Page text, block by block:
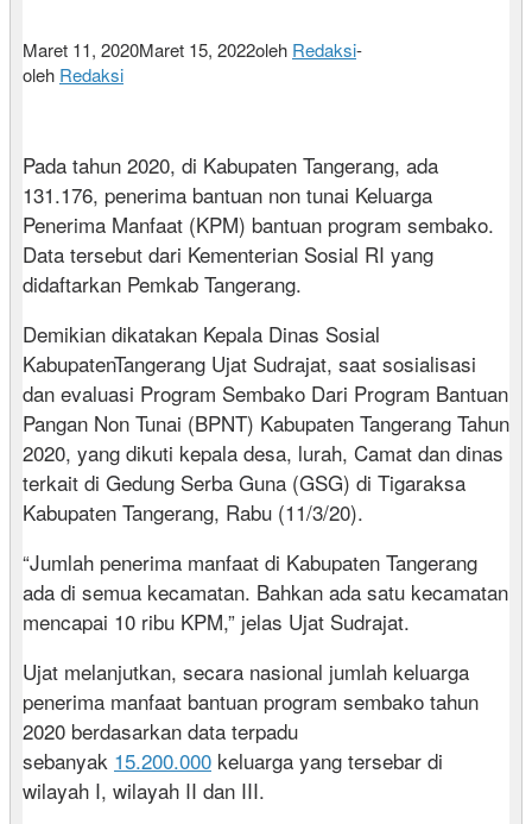
Maret 11, 2020Maret 15, 2022oleh Redaksi-
oleh Redaksi
Pada tahun 2020, di Kabupaten Tangerang, ada
131.176, penerima bantuan non tunai Keluarga
Penerima Manfaat (KPM) bantuan program sembako.
Data tersebut dari Kementerian Sosial RI yang
didaftarkan Pemkab Tangerang.
Demikian dikatakan Kepala Dinas Sosial
KabupatenTangerang Ujat Sudrajat, saat sosialisasi
dan evaluasi Program Sembako Dari Program Bantuan
Pangan Non Tunai (BPNT) Kabupaten Tangerang Tahun
2020, yang dikuti kepala desa, lurah, Camat dan dinas
terkait di Gedung Serba Guna (GSG) di Tigaraksa
Kabupaten Tangerang, Rabu (11/3/20).
“Jumlah penerima manfaat di Kabupaten Tangerang
ada di semua kecamatan. Bahkan ada satu kecamatan
mencapai 10 ribu KPM,” jelas Ujat Sudrajat.
Ujat melanjutkan, secara nasional jumlah keluarga
penerima manfaat bantuan program sembako tahun
2020 berdasarkan data terpadu
sebanyak 15.200.000 keluarga yang tersebar di
wilayah I, wilayah II dan III.